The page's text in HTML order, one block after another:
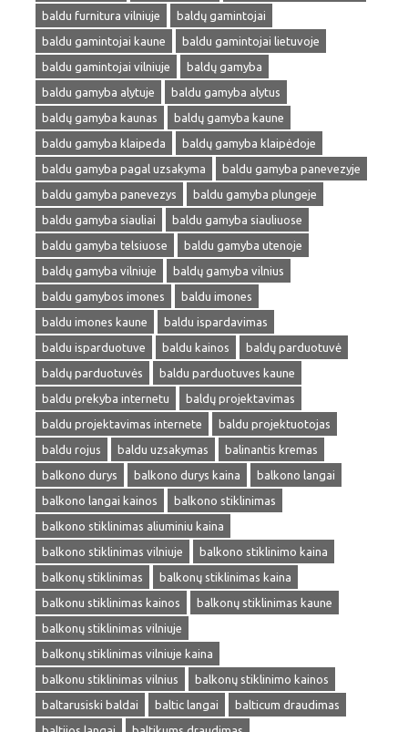
baldu furnitura vilniuje
baldų gamintojai
baldu gamintojai kaune
baldu gamintojai lietuvoje
baldu gamintojai vilniuje
baldų gamyba
baldu gamyba alytuje
baldu gamyba alytus
baldų gamyba kaunas
baldų gamyba kaune
baldu gamyba klaipeda
baldų gamyba klaipėdoje
baldu gamyba pagal uzsakyma
baldu gamyba panevezyje
baldu gamyba panevezys
baldu gamyba plungeje
baldu gamyba siauliai
baldu gamyba siauliuose
baldu gamyba telsiuose
baldu gamyba utenoje
baldų gamyba vilniuje
baldų gamyba vilnius
baldu gamybos imones
baldu imones
baldu imones kaune
baldu ispardavimas
baldu isparduotuve
baldu kainos
baldų parduotuvė
baldų parduotuvės
baldu parduotuves kaune
baldu prekyba internetu
baldų projektavimas
baldu projektavimas internete
baldu projektuotojas
baldu rojus
baldu uzsakymas
balinantis kremas
balkono durys
balkono durys kaina
balkono langai
balkono langai kainos
balkono stiklinimas
balkono stiklinimas aliuminiu kaina
balkono stiklinimas vilniuje
balkono stiklinimo kaina
balkonų stiklinimas
balkonų stiklinimas kaina
balkonu stiklinimas kainos
balkonų stiklinimas kaune
balkonų stiklinimas vilniuje
balkonų stiklinimas vilniuje kaina
balkonu stiklinimas vilnius
balkonų stiklinimo kainos
baltarusiski baldai
baltic langai
balticum draudimas